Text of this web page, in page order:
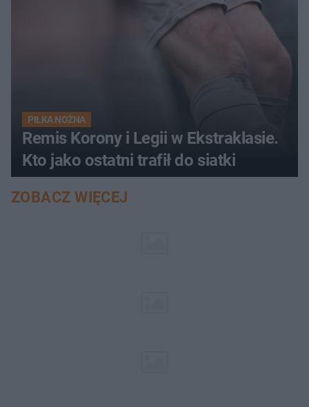
PIŁKA NOŻNA
Remis Korony i Legii w Ekstraklasie.
Kto jako ostatni trafił do siatki
ZOBACZ WIĘCEJ